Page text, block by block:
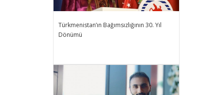
Türkmenistan’ın Bağımsızlığının 30. Yıl
Dönümü